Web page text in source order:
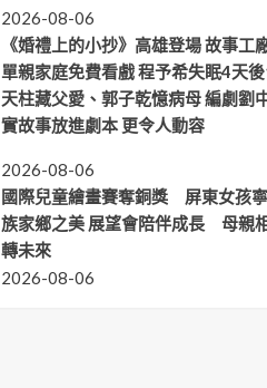
2026-08-06
《婚禮上的小抄》高雄登場 故事工
單親家庭免費看戲 程予希失眠4天
天柱藏父愛、郭子乾憶病母 編劇劉
實故事放進劇本 更令人動容
2026-08-06
國際兒童繪畫賽奪銅獎 屏東女孩
族家鄉之美 展望會陪伴成長 母親
轉未來
2026-08-06